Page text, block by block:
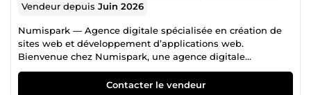
Vendeur depuisJuin 2026
Numispark — Agence digitale spécialisée en création de
sites web et développement d’applications web.
Bienvenue chez Numispark, une agence digitale
spécialisée dans la création de sites web professionnels, le
développement d’applications web sur mesure et
Contacter le vendeur